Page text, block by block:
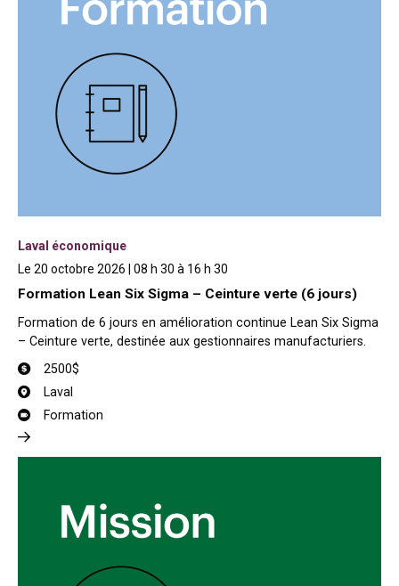
Laval économique
Le 20 octobre 2026 | 08 h 30 à 16 h 30
Formation Lean Six Sigma – Ceinture verte (6 jours)
Formation de 6 jours en amélioration continue Lean Six Sigma
– Ceinture verte, destinée aux gestionnaires manufacturiers.
2500$
Laval
Formation